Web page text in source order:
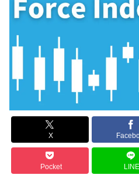
X
Pocket LINE